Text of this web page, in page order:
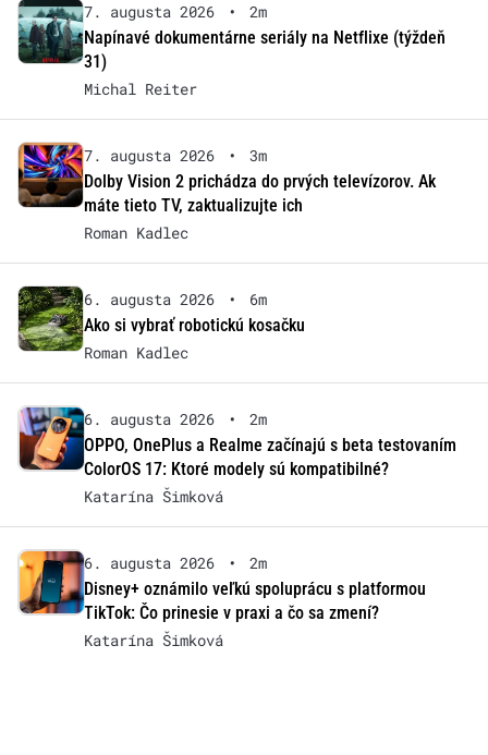
7. augusta 2026 •
2m
Napínavé dokumentárne seriály na Netflixe (týždeň
31)
Michal Reiter
7. augusta 2026 •
3m
Dolby Vision 2 prichádza do prvých televízorov. Ak
máte tieto TV, zaktualizujte ich
Roman Kadlec
6. augusta 2026 •
6m
Ako si vybrať robotickú kosačku
Roman Kadlec
6. augusta 2026 •
2m
OPPO, OnePlus a Realme začínajú s beta testovaním
ColorOS 17: Ktoré modely sú kompatibilné?
Katarína Šimková
6. augusta 2026 •
2m
Disney+ oznámilo veľkú spoluprácu s platformou
TikTok: Čo prinesie v praxi a čo sa zmení?
Katarína Šimková